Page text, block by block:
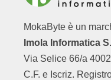
MokaByte è un
Imola Informatica
Via Selice 66/a
C.F. e Iscriz.